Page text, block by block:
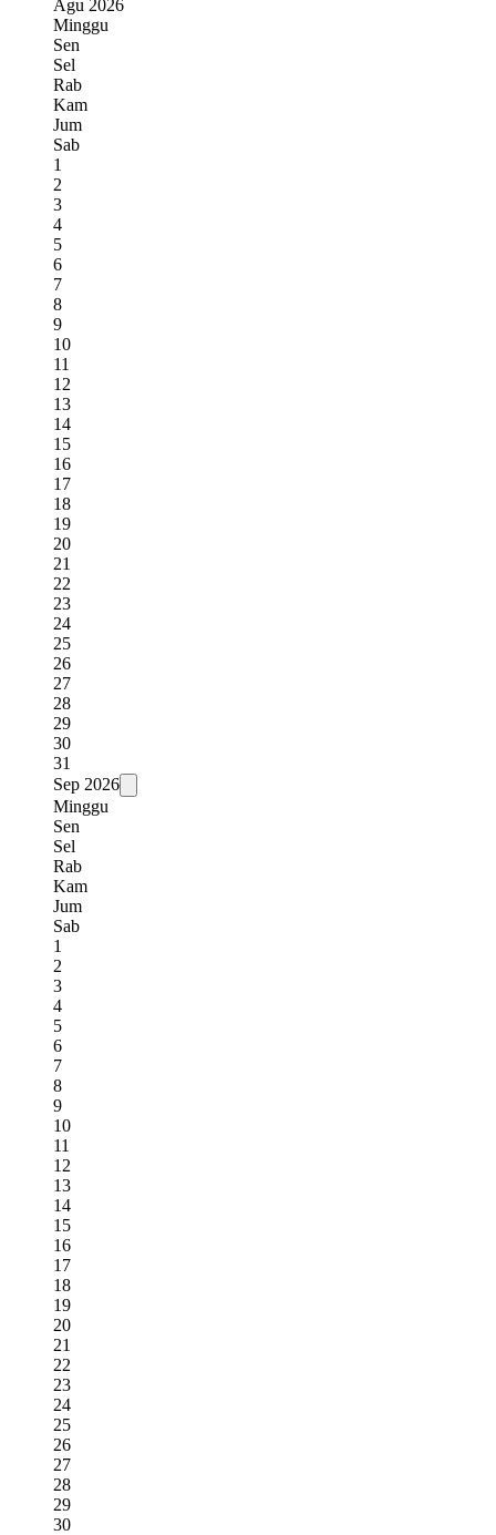
Agu 2026
Minggu
Sen
Sel
Rab
Kam
Jum
Sab
1
2
3
4
5
6
7
8
9
10
11
12
13
14
15
16
17
18
19
20
21
22
23
24
25
26
27
28
29
30
31
Sep 2026
Minggu
Sen
Sel
Rab
Kam
Jum
Sab
1
2
3
4
5
6
7
8
9
10
11
12
13
14
15
16
17
18
19
20
21
22
23
24
25
26
27
28
29
30